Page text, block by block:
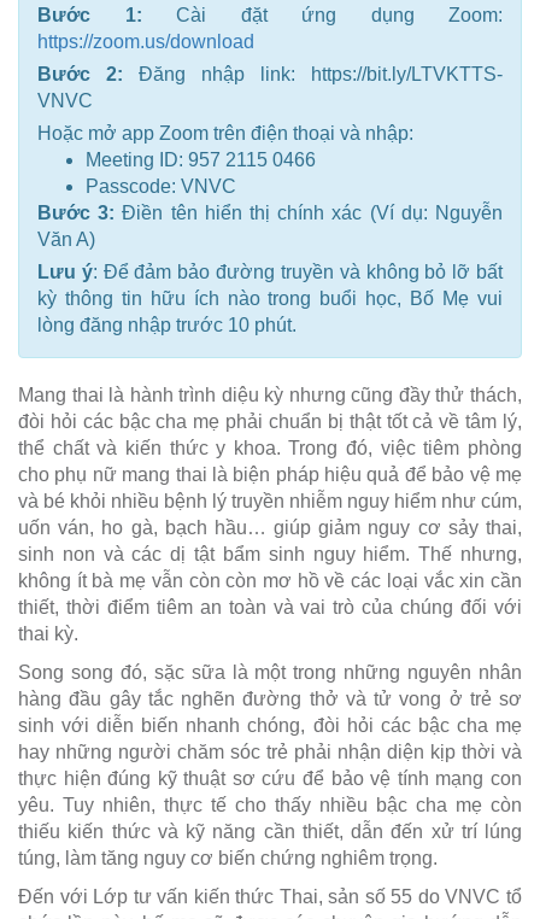
Bước 1: Cài đặt ứng dụng Zoom:
https://zoom.us/download
Bước 2: Đăng nhập link: https://bit.ly/LTVKTTS-
VNVC
Hoặc mở app Zoom trên điện thoại và nhập:
Meeting ID: 957 2115 0466
Passcode: VNVC
Bước 3: Điền tên hiển thị chính xác (Ví dụ: Nguyễn
Văn A)
Lưu ý: Để đảm bảo đường truyền và không bỏ lỡ bất
kỳ thông tin hữu ích nào trong buổi học, Bố Mẹ vui
lòng đăng nhập trước 10 phút.
Mang thai là hành trình diệu kỳ nhưng cũng đầy thử thách,
đòi hỏi các bậc cha mẹ phải chuẩn bị thật tốt cả về tâm lý,
thể chất và kiến thức y khoa. Trong đó, việc tiêm phòng
cho phụ nữ mang thai là biện pháp hiệu quả để bảo vệ mẹ
và bé khỏi nhiều bệnh lý truyền nhiễm nguy hiểm như cúm,
uốn ván, ho gà, bạch hầu… giúp giảm nguy cơ sảy thai,
sinh non và các dị tật bẩm sinh nguy hiểm. Thế nhưng,
không ít bà mẹ vẫn còn còn mơ hồ về các loại vắc xin cần
thiết, thời điểm tiêm an toàn và vai trò của chúng đối với
thai kỳ.
Song song đó, sặc sữa là một trong những nguyên nhân
hàng đầu gây tắc nghẽn đường thở và tử vong ở trẻ sơ
sinh với diễn biến nhanh chóng, đòi hỏi các bậc cha mẹ
hay những người chăm sóc trẻ phải nhận diện kịp thời và
thực hiện đúng kỹ thuật sơ cứu để bảo vệ tính mạng con
yêu. Tuy nhiên, thực tế cho thấy nhiều bậc cha mẹ còn
thiếu kiến thức và kỹ năng cần thiết, dẫn đến xử trí lúng
túng, làm tăng nguy cơ biến chứng nghiêm trọng.
Đến với Lớp tư vấn kiến thức Thai, sản số 55 do VNVC tổ